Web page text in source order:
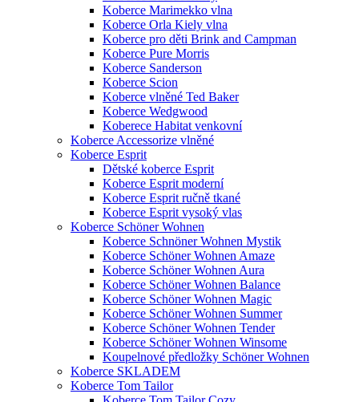
Koberce Marimekko vlna
Koberce Orla Kiely vlna
Koberce pro děti Brink and Campman
Koberce Pure Morris
Koberce Sanderson
Koberce Scion
Koberce vlněné Ted Baker
Koberce Wedgwood
Koberece Habitat venkovní
Koberce Accessorize vlněné
Koberce Esprit
Dětské koberce Esprit
Koberce Esprit moderní
Koberce Esprit ručně tkané
Koberce Esprit vysoký vlas
Koberce Schöner Wohnen
Koberce Schnöner Wohnen Mystik
Koberce Schöner Wohnen Amaze
Koberce Schöner Wohnen Aura
Koberce Schöner Wohnen Balance
Koberce Schöner Wohnen Magic
Koberce Schöner Wohnen Summer
Koberce Schöner Wohnen Tender
Koberce Schöner Wohnen Winsome
Koupelnové předložky Schöner Wohnen
Koberce SKLADEM
Koberce Tom Tailor